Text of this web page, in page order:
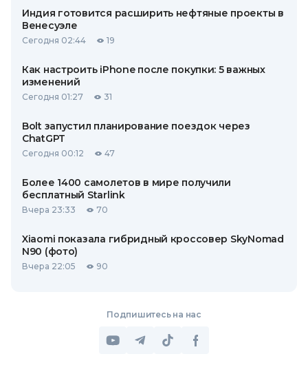
Индия готовится расширить нефтяные проекты в
Венесуэле
Сегодня 02:44 19
Как настроить iPhone после покупки: 5 важных
изменений
Сегодня 01:27 31
Bolt запустил планирование поездок через
ChatGPT
Сегодня 00:12 47
Более 1400 самолетов в мире получили
бесплатный Starlink
Вчера 23:33 70
Xiaomi показала гибридный кроссовер SkyNomad
N90 (фото)
Вчера 22:05 90
Подпишитесь на нас